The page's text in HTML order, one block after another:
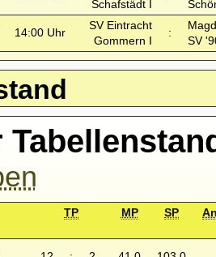
Schafstädt I
14:00 Uhr
SV Eintracht
Gommern I
:
SV
TP MP SP